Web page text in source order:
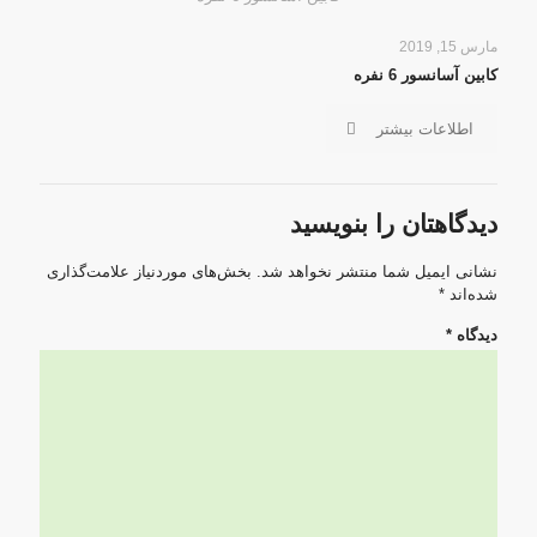
مارس 15, 2019
کابین آسانسور 6 نفره
اطلاعات بیشتر
دیدگاهتان را بنویسید
نشانی ایمیل شما منتشر نخواهد شد.
بخش‌های موردنیاز علامت‌گذاری
شده‌اند *
دیدگاه *